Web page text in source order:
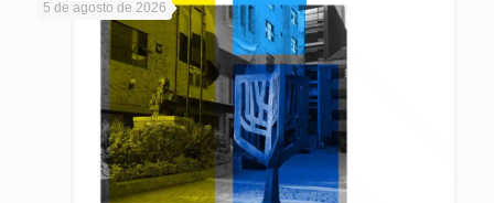
5 de agosto de 2026